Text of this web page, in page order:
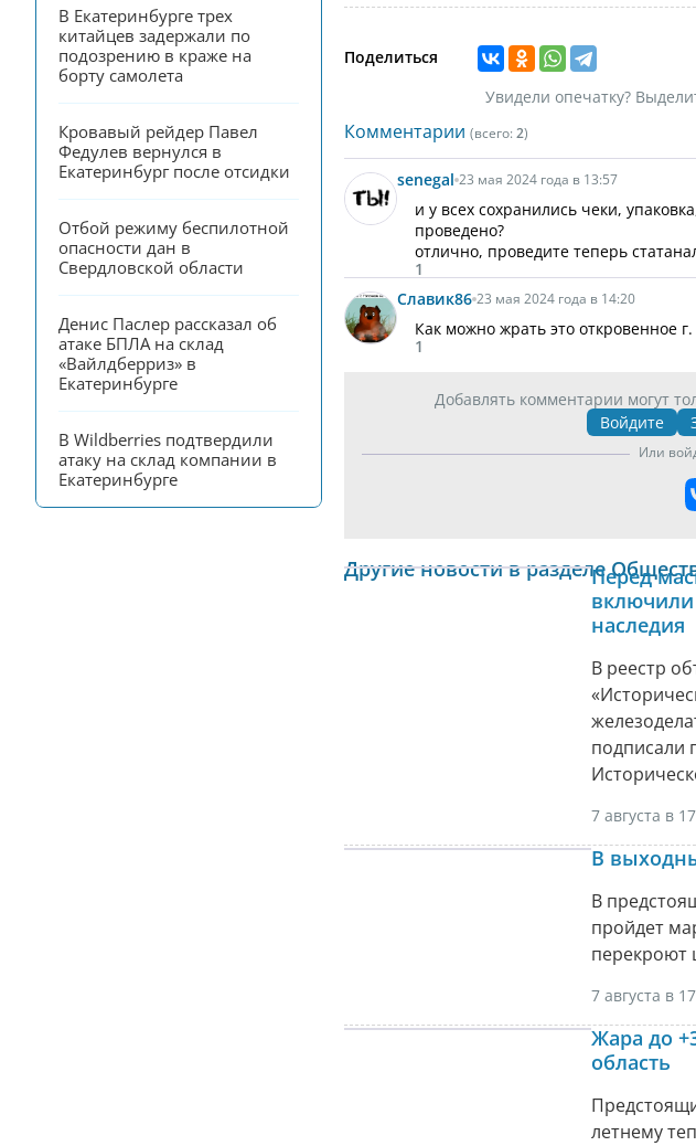
В Екатеринбурге трех
китайцев задержали по
подозрению в краже на
борту самолета
Кровавый рейдер Павел
Федулев вернулся в
Екатеринбург после отсидки
Отбой режиму беспилотной
опасности дан в
Свердловской области
Денис Паслер рассказал об
атаке БПЛА на склад
«Вайлдберриз» в
Екатеринбурге
В Wildberries подтвердили
атаку на склад компании в
Екатеринбурге
Поделиться
Увидели опечатку?
Комментарии (всего: 2)
senegal 23 мая 2024 года в 13:57
и у всех сохранились чеки,
проведено?
отлично, проведите теперь
1
Славик86 23 мая 2024 года в 14:20
Как можно жрать это откровенное
1
Добавлять комментарии могут
Войдите
Или
Другие новости в разделеПеред
включили
наследия
В реестр
подписали
7 августа в
В
В
пройдет
перекроют
7 августа в
Жара до
область
летнему